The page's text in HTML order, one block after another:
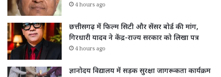
4 hours ago
छत्तीसगढ़ में फिल्म सिटी और सेंसर बोर्ड की मांग,
गिरधारी यादव ने केंद्र-राज्य सरकार को लिखा पत्र
4 hours ago
ज्ञानोदय विद्यालय में सड़क सुरक्षा जागरूकता कार्यक्रम